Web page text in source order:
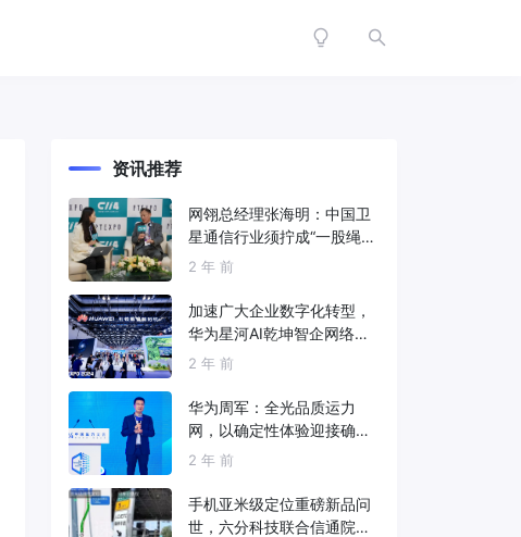
资讯推荐
网翎总经理张海明：中国卫
星通信行业须拧成“一股绳”
共同打造垂直产业链
2 年 前
加速广大企业数字化转型，
华为星河AI乾坤智企网络解
决方案亮相2024中国国际信
2 年 前
华为周军：全光品质运力
网，以确定性体验迎接确定
性的智能时代
2 年 前
手机亚米级定位重磅新品问
世，六分科技联合信通院发